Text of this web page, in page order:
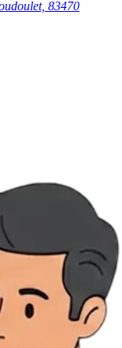
83470